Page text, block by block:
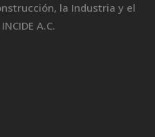
la Industria y el
A.C.